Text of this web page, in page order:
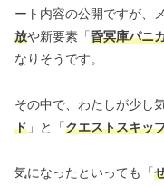
ート内容の公開ですが、
放や新要素「昏冥庫パニ
なりそうです。
その中で、わたしが少し
ド 」と「クエストスキッ
気になったといっても「